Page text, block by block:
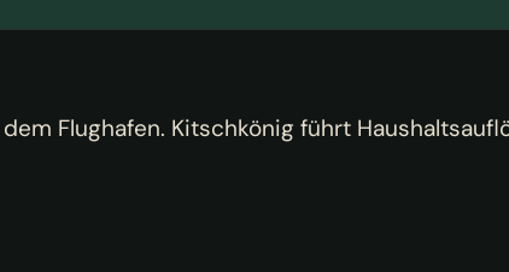
Flughafen. Kitschkönig führt